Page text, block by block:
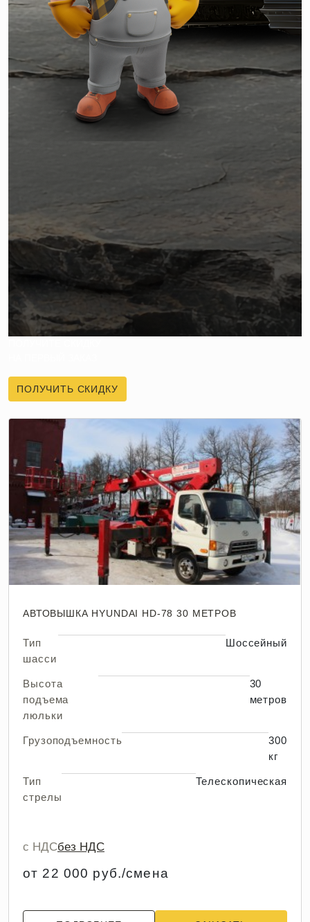
ПОЛУЧИТЬ СКИДКУ
АВТОВЫШКА HYUNDAI HD-78 30 МЕТРОВ
Тип
шасси
Шоссейный
Высота
подъема
люльки
30
метров
Грузоподъемность
300
кг
Тип
стрелы
Телескопическая
с НДСбез НДС
от 22 000 руб./смена